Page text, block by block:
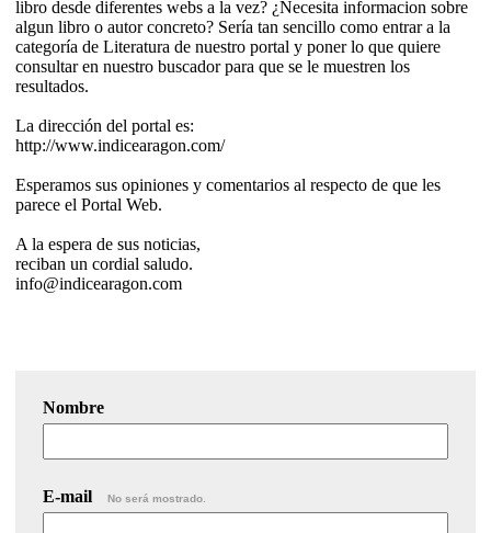
libro desde diferentes webs a la vez? ¿Necesita informacion sobre
algun libro o autor concreto? Sería tan sencillo como entrar a la
categoría de Literatura de nuestro portal y poner lo que quiere
consultar en nuestro buscador para que se le muestren los
resultados.
La dirección del portal es:
http://www.indicearagon.com/
Esperamos sus opiniones y comentarios al respecto de que les
parece el Portal Web.
A la espera de sus noticias,
reciban un cordial saludo.
info@indicearagon.com
Nombre
E-mail No será mostrado.